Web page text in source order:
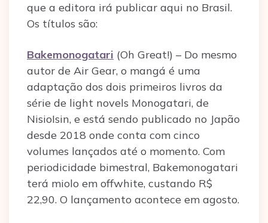
que a editora irá publicar aqui no Brasil.
Os títulos são:
Bakemonogatari (Oh Great!) – Do mesmo
autor de Air Gear, o mangá é uma
adaptação dos dois primeiros livros da
série de light novels Monogatari, de
NisioIsin, e está sendo publicado no Japão
desde 2018 onde conta com cinco
volumes lançados até o momento. Com
periodicidade bimestral, Bakemonogatari
terá miolo em offwhite, custando R$
22,90. O lançamento acontece em agosto.